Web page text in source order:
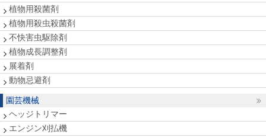
植物用殺菌剤
植物用殺虫殺菌剤
不快害虫駆除剤
植物成長調整剤
展着剤
動物忌避剤
園芸機械
ヘッジトリマー
エンジン刈払機